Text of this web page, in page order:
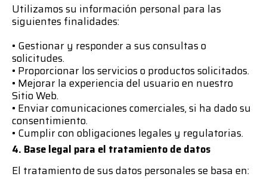
Utilizamos su información personal para las
siguientes finalidades:
• Gestionar y responder a sus consultas o
solicitudes.
• Proporcionar los servicios o productos solicitados.
• Mejorar la experiencia del usuario en nuestro
Sitio Web.
• Enviar comunicaciones comerciales, si ha dado su
consentimiento.
• Cumplir con obligaciones legales y regulatorias.
4. Base legal para el tratamiento de datos
El tratamiento de sus datos personales se basa en: